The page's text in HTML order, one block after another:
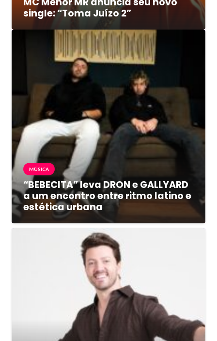
single: “Toma Juízo 2”
MÚSICA
“BEBECITA” leva DRON e GALLYARD
a um encontro entre ritmo latino e
estética urbana